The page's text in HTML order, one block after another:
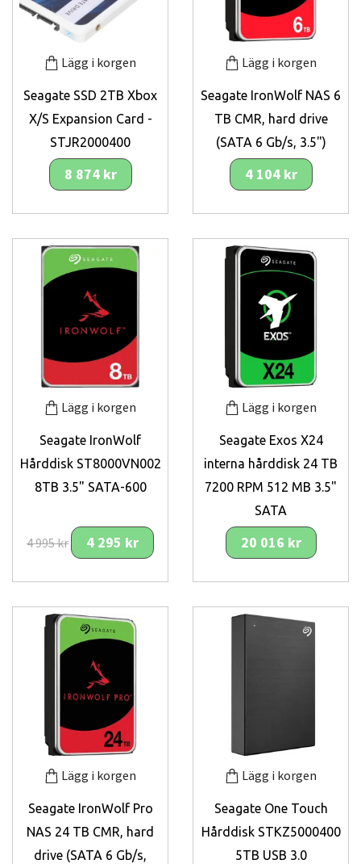
Lägg i korgen
Seagate SSD 2TB Xbox
X/S Expansion Card -
STJR2000400
8 874 kr
Lägg i korgen
Seagate IronWolf NAS 6
TB CMR, hard drive
(SATA 6 Gb/s, 3.5")
4 104 kr
Lägg i korgen
Seagate IronWolf
Hårddisk ST8000VN002
8TB 3.5" SATA-600
4 995 kr 4 295 kr
Lägg i korgen
Seagate Exos X24
interna hårddisk 24 TB
7200 RPM 512 MB 3.5"
SATA
20 016 kr
Lägg i korgen
Seagate IronWolf Pro
NAS 24 TB CMR, hard
drive (SATA 6 Gb/s,
Lägg i korgen
Seagate One Touch
Hårddisk STKZ5000400
5TB USB 3.0